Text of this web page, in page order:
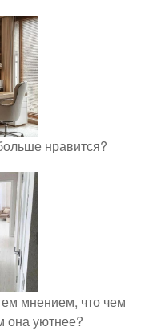
нравится?
мнением, что чем
она уютнее?